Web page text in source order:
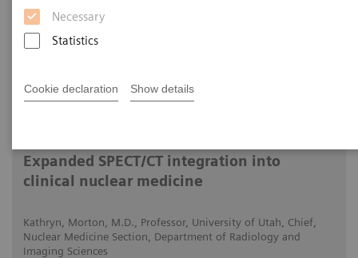
Necessary
Statistics
Cookie declaration Show details
into clinical nuclear medicine
SNMMI Satellite Symposium 2021
Expanded SPECT/CT integration into
clinical nuclear medicine
Kathryn, Morton, M.D., Professor, University of Utah, Chief,
Nuclear Medicine Section, Department of Radiology and
Imaging Sciences